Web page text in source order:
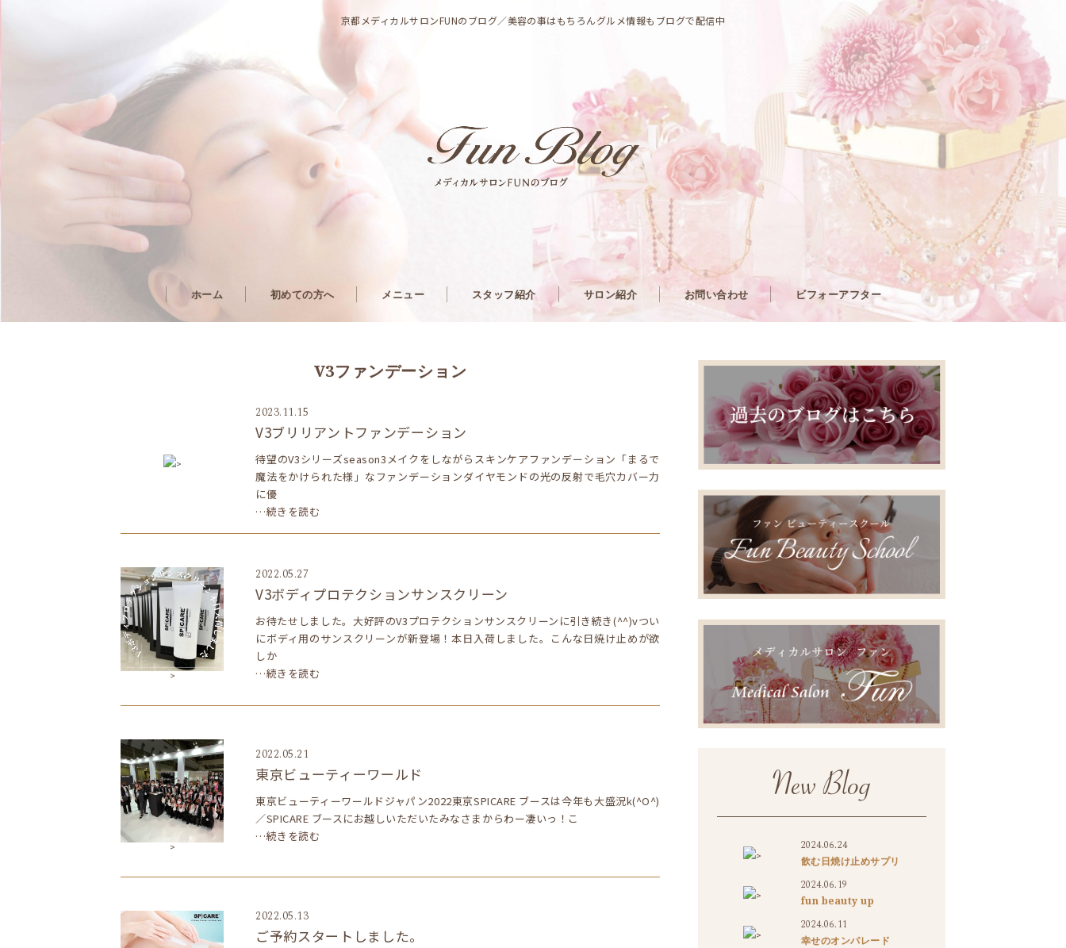
京都メディカルサロンFUNのブログ／美容の事はもちろんグルメ情報もブログで配信中
ホーム 初めての方へ メニュー スタッフ紹介 サロン紹介 お問い合わせ ビフォーアフター
V3ファンデーション
>
2023.11.15
V3ブリリアントファンデーション
待望のV3シリーズseason3メイクをしながらスキンケアファンデーション「まるで
魔法をかけられた様」なファンデーションダイヤモンドの光の反射で毛穴カバー力
に優
…続きを読む
>
2022.05.27
V3ボディプロテクションサンスクリーン
お待たせしました。大好評のV3プロテクションサンスクリーンに引き続き(^^)vつい
にボディ用のサンスクリーンが新登場！本日入荷しました。こんな日焼け止めが欲
しか
…続きを読む
>
2022.05.21
東京ビューティーワールド
東京ビューティーワールドジャパン2022東京SPICARE ブースは今年も大盛況k(^O^)
／SPICARE ブースにお越しいただいたみなさまからわー凄いっ！こ
…続きを読む
2022.05.13
ご予約スタートしました。
>
2024.06.24
飲む日焼け止めサプリ
>
2024.06.19
fun beauty up
>
2024.06.11
幸せのオンパレード